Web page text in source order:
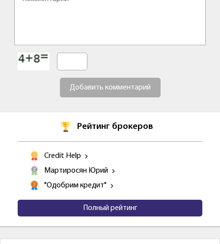
Добавить комментарий
Рейтинг брокеров
Credit Help
Мартиросян Юрий
"Одобрим кредит"
Полный рейтинг